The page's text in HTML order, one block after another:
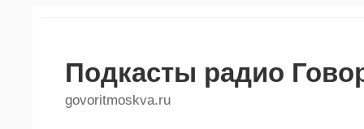
Подкасты радио
govoritmoskva.ru